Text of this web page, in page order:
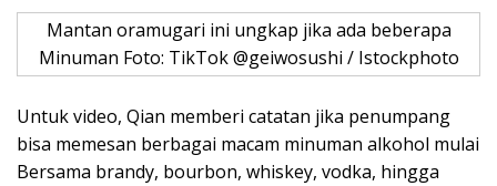
Mantan oramugari ini ungkap jika ada beberapa
Minuman Foto: TikTok @geiwosushi / Istockphoto
Untuk video, Qian memberi catatan jika penumpang
bisa memesan berbagai macam minuman alkohol mulai
Bersama brandy, bourbon, whiskey, vodka, hingga